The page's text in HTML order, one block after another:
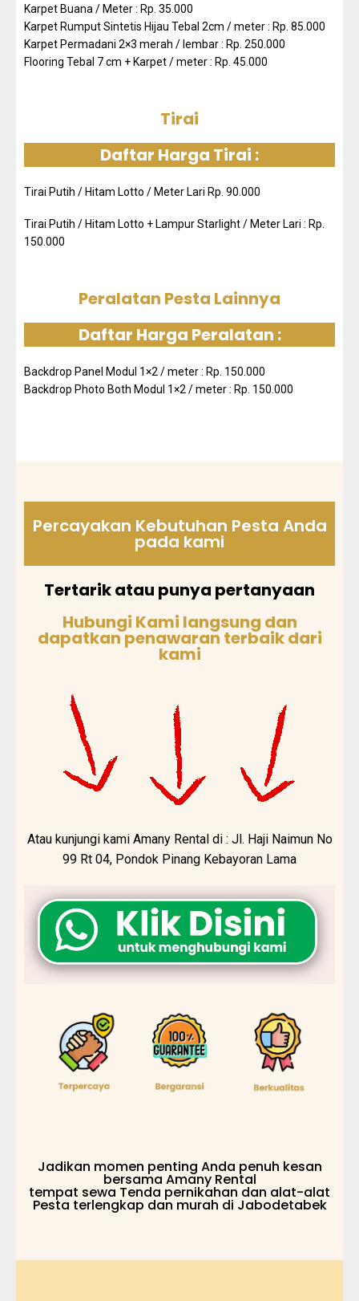
Karpet Buana / Meter : Rp. 35.000
Karpet Rumput Sintetis Hijau Tebal 2cm / meter : Rp. 85.000
Karpet Permadani 2×3 merah / lembar : Rp. 250.000
Flooring Tebal 7 cm + Karpet / meter : Rp. 45.000
Tirai
Daftar Harga Tirai :
Tirai Putih / Hitam Lotto / Meter Lari Rp. 90.000
Tirai Putih / Hitam Lotto + Lampur Starlight / Meter Lari : Rp.
150.000
Peralatan Pesta Lainnya
Daftar Harga Peralatan :
Backdrop Panel Modul 1×2 / meter : Rp. 150.000
Backdrop Photo Both Modul 1×2 / meter : Rp. 150.000
Percayakan Kebutuhan Pesta Anda
pada kami
Tertarik atau punya pertanyaan
Hubungi Kami langsung dan
dapatkan penawaran terbaik dari
kami
Atau kunjungi kami Amany Rental di : Jl. Haji Naimun No
99 Rt 04, Pondok Pinang Kebayoran Lama
Jadikan momen penting Anda penuh kesan
bersama Amany Rental
tempat sewa Tenda pernikahan dan alat-alat
Pesta terlengkap dan murah di Jabodetabek